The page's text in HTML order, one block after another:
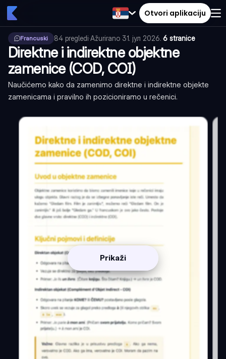
Otvori aplikaciju
Francuski 84 pregledi·Ažurirano 31. јул 2026.·6 stranice
Direktne i indirektne objektne
zamenice (COD, COI)
Naučićemo kako da zamenimo direktne i indirektne objekte
zamenicama i pravilno ih pozicioniramo u rečenici.
Prikaži